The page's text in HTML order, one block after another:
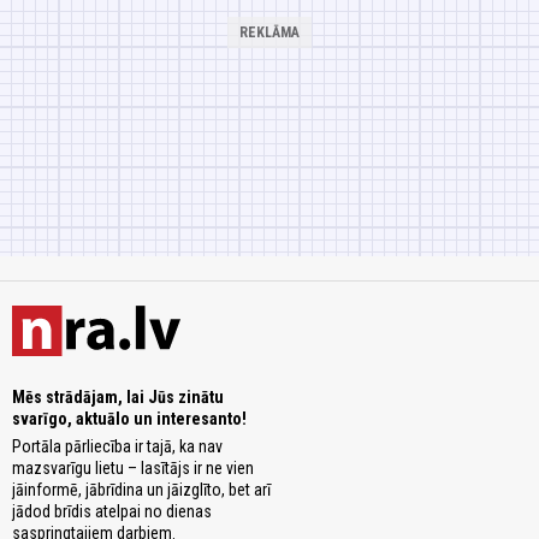
Mēs strādājam, lai Jūs zinātu
svarīgo, aktuālo un interesanto!
Portāla pārliecība ir tajā, ka nav
mazsvarīgu lietu – lasītājs ir ne vien
jāinformē, jābrīdina un jāizglīto, bet arī
jādod brīdis atelpai no dienas
saspringtajiem darbiem.